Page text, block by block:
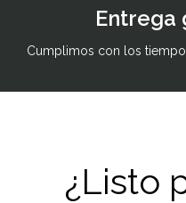
Entrega
Cumplimos con los
¿Listo